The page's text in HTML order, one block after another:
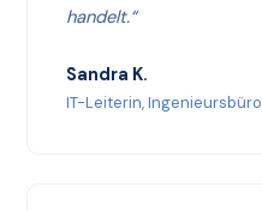
handelt.“
Sandra K.
IT-Leiterin, Ingenieursbüro